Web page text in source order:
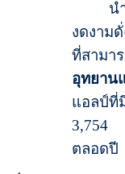
นำท่านเ
งดงาม
ที่สามา
อุทยาน
แอลป์ที่
3,754เ
ตลอดปี